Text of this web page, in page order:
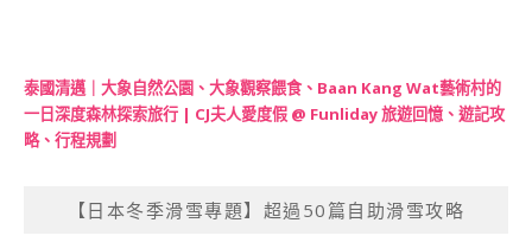
泰國清邁｜大象自然公園、大象觀察餵食、Baan Kang Wat藝術村的
一日深度森林探索旅行 | CJ夫人愛度假 @ Funliday 旅遊回憶、遊記攻
略、行程規劃
【日本冬季滑雪專題】超過50篇自助滑雪攻略